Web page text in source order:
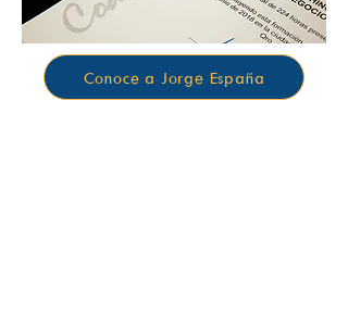
Conoce a Jorge España